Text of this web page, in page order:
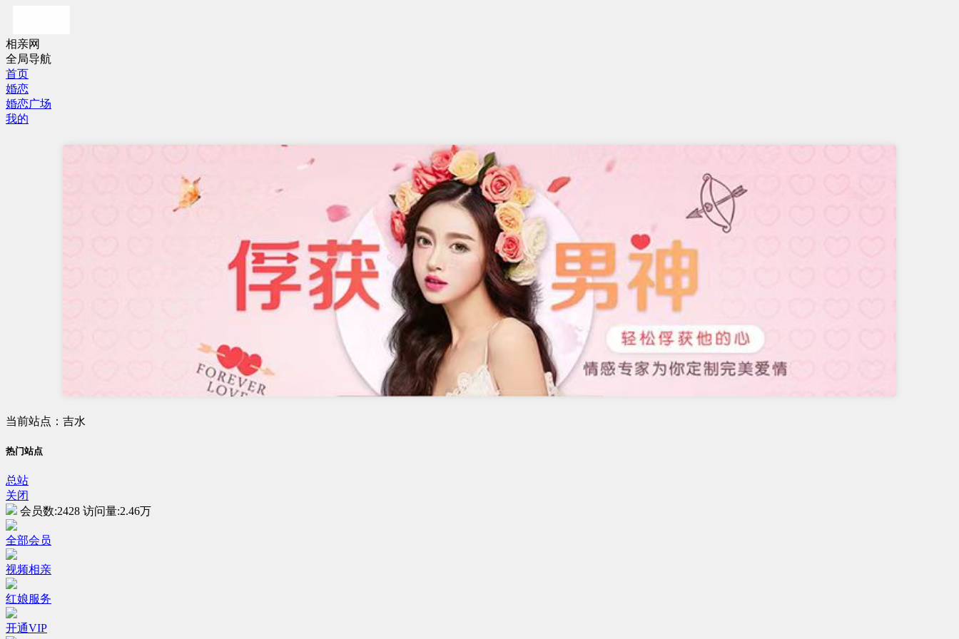
相亲网
全局导航
首页
婚恋
婚恋广场
我的
当前站点：吉水
热门站点
总站
关闭
会员数:2428 访问量:2.46万
全部会员
视频相亲
红娘服务
开通VIP